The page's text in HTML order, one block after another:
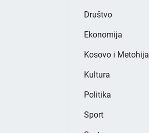
Društvo
Ekonomija
Kosovo i Metohija
Kultura
Politika
Sport